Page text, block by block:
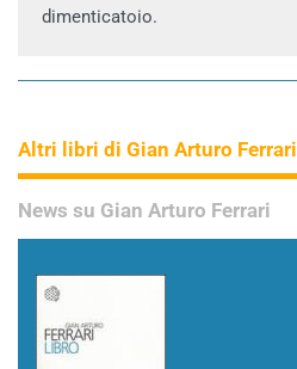
dimenticatoio.
Altri libri di Gian Arturo Ferrari
News su Gian Arturo Ferrari